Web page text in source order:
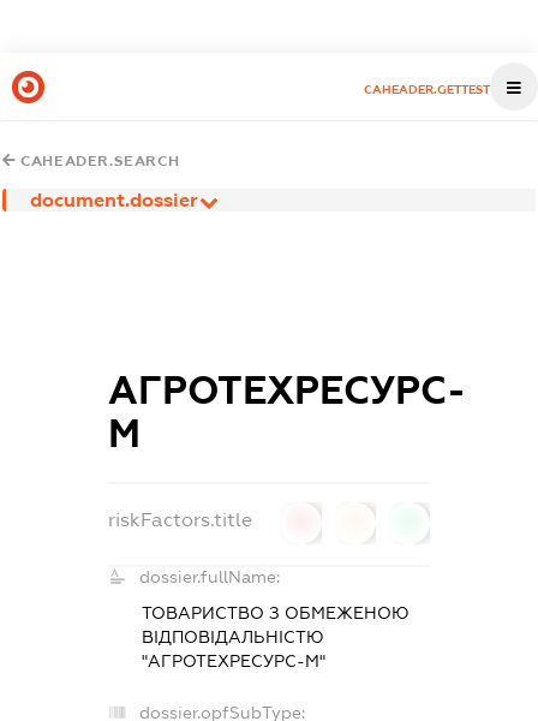
CAHEADER.GETTEST
CAHEADER.SEARCH
document.dossier
АГРОТЕХРЕСУРС-
М
riskFactors.title
dossier.fullName:
ТОВАРИСТВО З ОБМЕЖЕНОЮ
ВІДПОВІДАЛЬНІСТЮ
"АГРОТЕХРЕСУРС-М"
dossier.opfSubType: